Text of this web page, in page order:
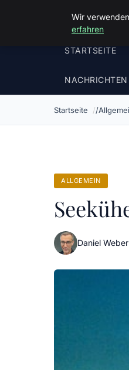
Malzminden
STARTSEITE
NACHRICHTEN
Startseite
ALLGEMEIN
Daniel Weber
Wir
erfahren